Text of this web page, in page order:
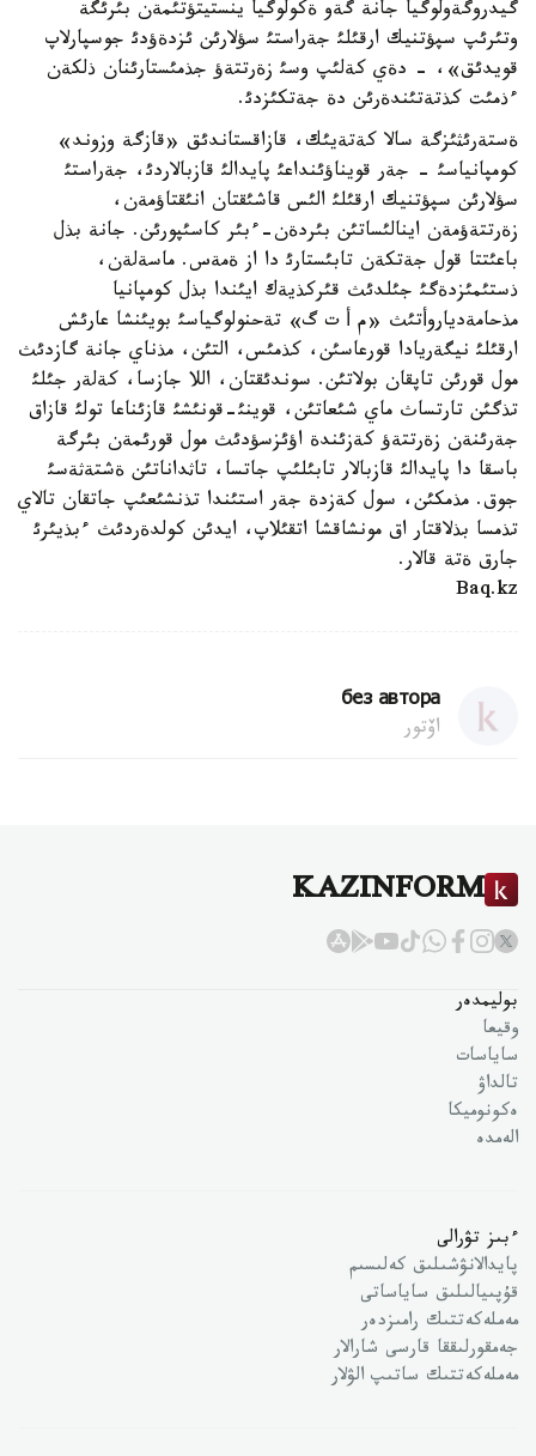
گيدروگةولوگيا جانة گةو ةكولوگيا ينستيتؤتئمةن بئرئگة
وتئرئپ سپؤتنيك ارقئلئ جةراستئ سؤلارئن ئزدةؤدئ جوسپارلاپ
قويدئق»، - دةي كةلئپ وسئ زةرتتةؤ جذمئستارئنان ذلكةن
ءذمئت كذتةتئندةرئن دة جةتكئزدئ.
ةستةرئثئزگة سالا كةتةيئك، قازاقستاندئق «قازگة وزوند»
كومپانياسئ - جةر قويناؤئنداعئ پايدالئ قازبالاردئ، جةراستئ
سؤلارئن سپؤتنيك ارقئلئ الئس قاشئقتان انئقتاؤمةن،
زةرتتةؤمةن اينالئساتئن بئردةن-ءبئر كاسئپورئن. جانة بذل
باعئتتا قول جةتكةن تابئستارئ دا از ةمةس. ماسةلةن،
ذستئمئزدةگئ جئلدئث قئركذيةك ايئندا بذل كومپانيا
مذحامةدياروأتئث «م أ ت گ» تةحنولوگياسئ بويئنشا عارئش
ارقئلئ نيگةريادا قورعاسئن، كذمئس، التئن، مذناي جانة گازدئث
مول قورئن تاپقان بولاتئن. سوندئقتان، اللا جازسا، كةلةر جئلئ
تذگئن تارتساث ماي شئعاتئن، قوينئ-قونئشئ قازئناعا تولئ قازاق
جةرئنةن زةرتتةؤ كةزئندة اؤئزسؤدئث مول قورئمةن بئرگة
باسقا دا پايدالئ قازبالار تابئلئپ جاتسا، تاثداناتئن ةشتةثةسئ
جوق. مذمكئن، سول كةزدة جةر استئندا تذنشئعئپ جاتقان تالاي
تذمسا بذلاقتار اق مونشاقشا اتقئلاپ، ايدئن كولدةردئث ءبذيئرئ
جارق ةتة قالار.
Baq.kz
без автора
اۆتور
KAZINFORM
بوليمدەر
وقيعا
ساياسات
تالداۋ
ەكونوميكا
الەمدە
ءبىز تۋرالى
پايدالانۋشىلىق كەلىسىم
قۇپىيالىلىق ساياساتى
مەملەكەتتىك رامىزدەر
جەمقورلىققا قارسى شارالار
مەملەكەتتىك ساتىپ الۋلار